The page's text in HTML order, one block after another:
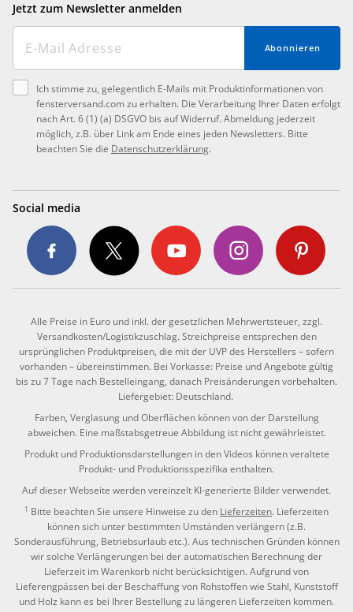
Jetzt zum Newsletter anmelden
Abonnieren
Ich stimme zu, gelegentlich E-Mails mit Produktinformationen von
fensterversand.com zu erhalten. Die Verarbeitung Ihrer Daten erfolgt
nach Art. 6 (1) (a) DSGVO bis auf Widerruf. Abmeldung jederzeit
möglich, z.B. über Link am Ende eines jeden Newsletters. Bitte
beachten Sie die Datenschutzerklärung.
Social media
Alle Preise in Euro und inkl. der gesetzlichen Mehrwertsteuer, zzgl.
Versandkosten/Logistikzuschlag. Streichpreise entsprechen den
ursprünglichen Produktpreisen, die mit der UVP des Herstellers – sofern
vorhanden – übereinstimmen. Bei Vorkasse: Preise und Angebote gültig
bis zu 7 Tage nach Bestelleingang, danach Preisänderungen vorbehalten.
Liefergebiet: Deutschland.
Farben, Verglasung und Oberflächen können von der Darstellung
abweichen. Eine maßstabsgetreue Abbildung ist nicht gewährleistet.
Produkt und Produktionsdarstellungen in den Videos können veraltete
Produkt- und Produktionsspezifika enthalten.
Auf dieser Webseite werden vereinzelt KI-generierte Bilder verwendet.
1 Bitte beachten Sie unsere Hinweise zu den Lieferzeiten. Lieferzeiten
können sich unter bestimmten Umständen verlängern (z.B.
Sonderausführung, Betriebsurlaub etc.). Aus technischen Gründen können
wir solche Verlängerungen bei der automatischen Berechnung der
Lieferzeit im Warenkorb nicht berücksichtigen. Aufgrund von
Lieferengpässen bei der Beschaffung von Rohstoffen wie Stahl, Kunststoff
und Holz kann es bei Ihrer Bestellung zu längeren Lieferzeiten kommen.